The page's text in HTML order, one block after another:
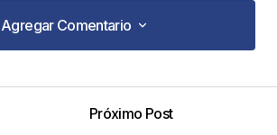
Agregar Comentario
Agregar Comentario
Próximo Post